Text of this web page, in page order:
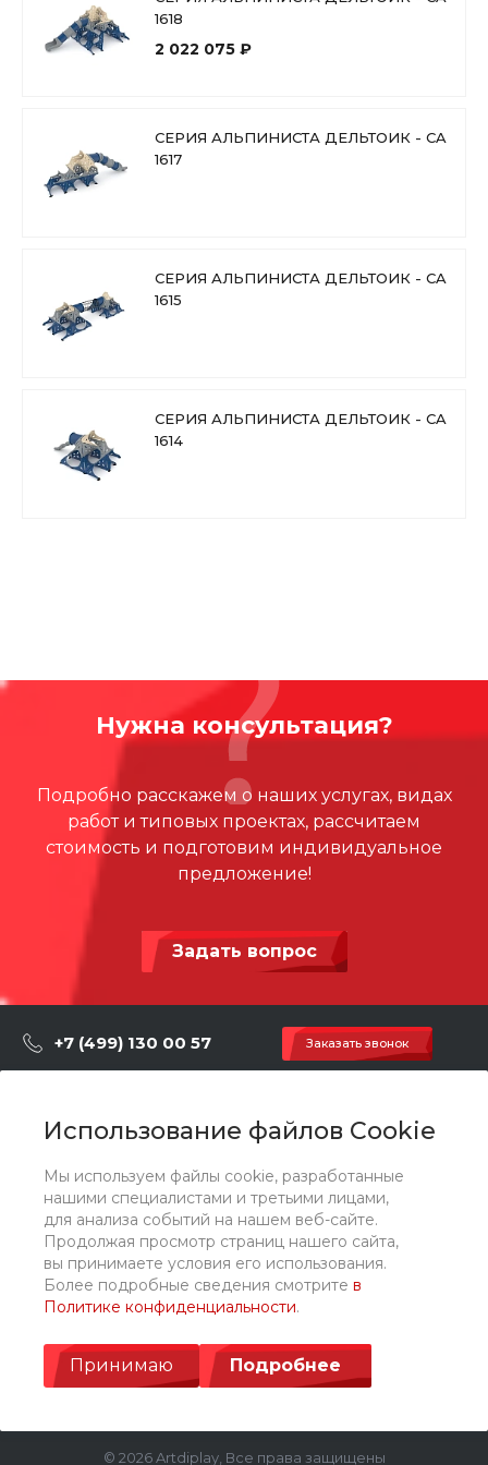
Использование файлов Cookie
Мы используем файлы cookie, разработанные
нашими специалистами и третьими лицами,
для анализа событий на нашем веб-сайте.
Продолжая просмотр страниц нашего сайта,
вы принимаете условия его использования.
Более подробные сведения смотрите в
Политике конфиденциальности.
Принимаю Подробнее
Материал
Пластик, Сталь с порошко
1618
2 022 075 ₽
СЕРИЯ АЛЬПИНИСТА ДЕЛЬТОИК - CA
1617
СЕРИЯ АЛЬПИНИСТА ДЕЛЬТОИК - CA
1615
СЕРИЯ АЛЬПИНИСТА ДЕЛЬТОИК - CA
1614
Нужна консультация?
Подробно расскажем о наших услугах, видах
работ и типовых проектах, рассчитаем
стоимость и подготовим индивидуальное
предложение!
Задать вопрос
+7 (499) 130 00 57 Заказать звонок
г. Москва, Марксистская 3 стр.2
О компании
Каталог
Услуги
© 2026 Artdiplay, Все права защищены